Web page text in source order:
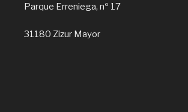
Parque Erreniega, nº 17
31180 Zizur Mayor